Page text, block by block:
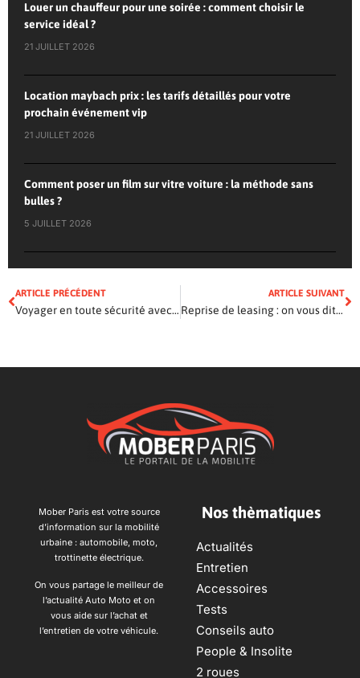
Louer un chauffeur pour une soirée : comment choisir le
service idéal ?
21 JUILLET 2026
Location maybach prix : les tarifs détaillés pour votre
prochain événement vip
21 JUILLET 2026
Comment poser un film sur vitre voiture : la méthode sans
bulles ?
5 JUILLET 2026
ARTICLE PRÉCÉDENT
Voyager en toute sécurité avec les fonctionnalités Via Michelin
ARTICLE SUIVANT
Reprise de leasing : on vous dit tout
Mober Paris est votre source
d’information sur la mobilité
urbaine : automobile, moto,
trottinette électrique.
On vous partage le meilleur de
l’actualité Auto Moto et on
vous aide sur l’achat et
l’entretien de votre véhicule.
Nos thèmatiques
Actualités
Entretien
Accessoires
Tests
Conseils auto
People & Insolite
2 roues